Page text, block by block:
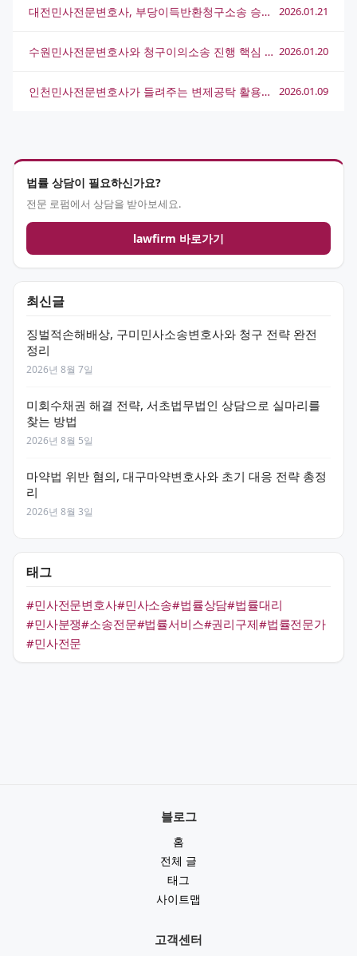
법률 상담이 필요하신가요?
전문 로펌에서 상담을 받아보세요.
lawfirm 바로가기
최신글
징벌적손해배상, 구미민사소송변호사와 청구 전략 완전
정리
2026년 8월 7일
미회수채권 해결 전략, 서초법무법인 상담으로 실마리를
찾는 방법
2026년 8월 5일
마약법 위반 혐의, 대구마약변호사와 초기 대응 전략 총정
리
2026년 8월 3일
태그
#민사전문변호사#민사소송#법률상담#법률대리
#민사분쟁#소송전문#법률서비스#권리구제#법률전문가
#민사전문
대전민사전문변호사, 부당이득반환청구소송 승소 전략과 실전 사례 분석 2026.01.21
수원민사전문변호사와 청구이의소송 진행 핵심 전략 알아보기 2026.01.20
인천민사전문변호사가 들려주는 변제공탁 활용법과 실전 전략 2026.01.09
블로그
홈
전체 글
태그
사이트맵
고객센터